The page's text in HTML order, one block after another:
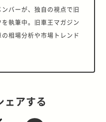
バーが、独自の視点で旧
執筆中。旧車王マガジン
相場分析や市場トレンド
ェアする